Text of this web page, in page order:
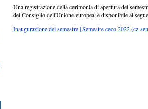
Una registrazione della cerimonia di apertura del
del Consiglio dell'Unione europea, è disponibile al
Inaugurazione del semestre | Semestre ceco 2022 (cz-